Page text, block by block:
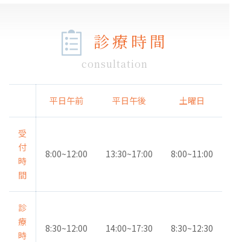
診療時間
consultation
平日午前 平日午後 土曜日
受
付
時
間
8:00~12:00 13:30~17:00 8:00~11:00
診
療
時
8:30~12:00 14:00~17:30 8:30~12:30